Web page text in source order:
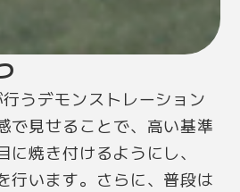
うデモンストレーション
で見せることで、高い基準
焼き付けるようにし、
行います。さらに、普段は